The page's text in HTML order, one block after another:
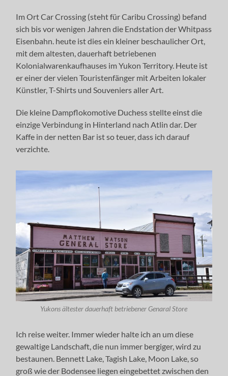
Im Ort Car Crossing (steht für Caribu Crossing) befand
sich bis vor wenigen Jahren die Endstation der Whitpass
Eisenbahn. heute ist dies ein kleiner beschaulicher Ort,
mit dem altesten, dauerhaft betriebenen
Kolonialwarenkaufhauses im Yukon Territory. Heute ist
er einer der vielen Touristenfänger mit Arbeiten lokaler
Künstler, T-Shirts und Souveniers aller Art.
Die kleine Dampflokomotive Duchess stellte einst die
einzige Verbindung in Hinterland nach Atlin dar. Der
Kaffe in der netten Bar ist so teuer, dass ich darauf
verzichte.
Yukons ältester dauerhaft betriebener Genaral Store
Ich reise weiter. Immer wieder halte ich an um diese
gewaltige Landschaft, die nun immer bergiger, wird zu
bestaunen. Bennett Lake, Tagish Lake, Moon Lake, so
groß wie der Bodensee liegen eingebettet zwischen den